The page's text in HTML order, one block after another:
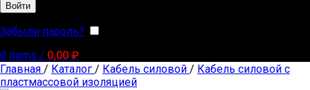
Войти
Забыли пароль?
0 items / 0,00 ₽
Главная / Каталог / Кабель силовой / Кабель силовой с
пластмассовой изоляцией